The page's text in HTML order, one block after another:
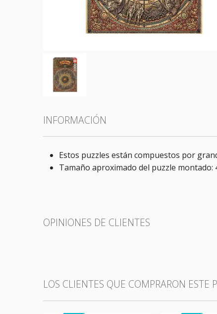
INFORMACIÓN
Estos puzzles están compuestos por
Tamaño aproximado del puzzle montado:
OPINIONES DE CLIENTES
LOS CLIENTES QUE COMPRARON